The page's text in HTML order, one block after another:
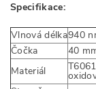
Specifikace:
Vlnová délka940
Čočka
40
Materiál